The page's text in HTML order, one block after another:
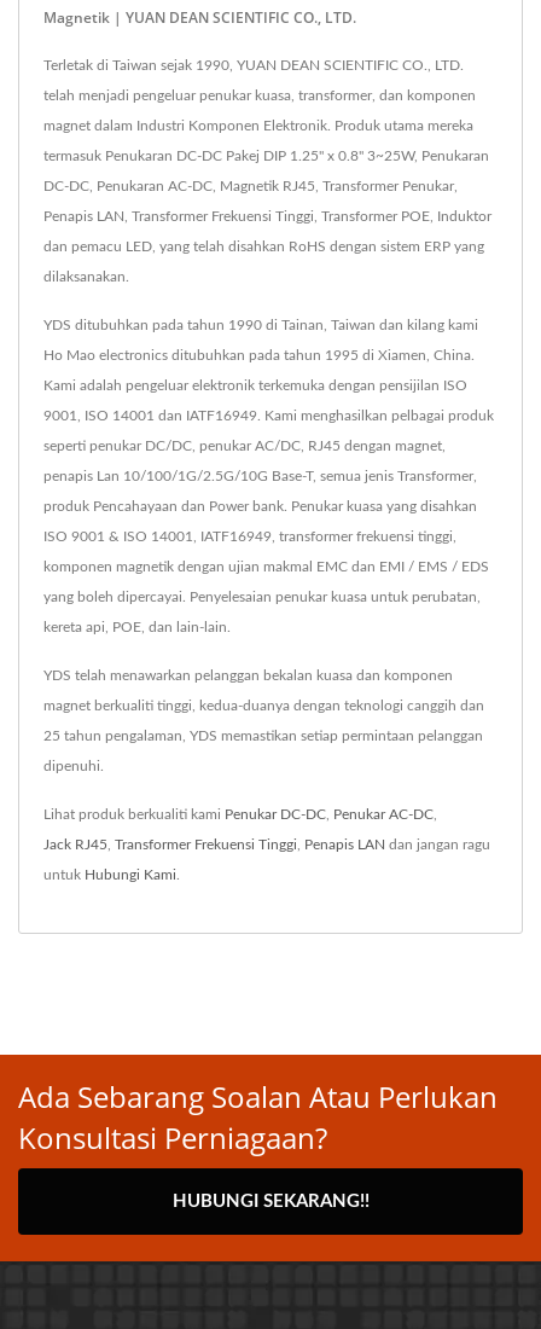
Magnetik | YUAN DEAN SCIENTIFIC CO., LTD.
Terletak di Taiwan sejak 1990, YUAN DEAN SCIENTIFIC CO., LTD.
telah menjadi pengeluar penukar kuasa, transformer, dan komponen
magnet dalam Industri Komponen Elektronik. Produk utama mereka
termasuk Penukaran DC-DC Pakej DIP 1.25" x 0.8" 3~25W, Penukaran
DC-DC, Penukaran AC-DC, Magnetik RJ45, Transformer Penukar,
Penapis LAN, Transformer Frekuensi Tinggi, Transformer POE, Induktor
dan pemacu LED, yang telah disahkan RoHS dengan sistem ERP yang
dilaksanakan.
YDS ditubuhkan pada tahun 1990 di Tainan, Taiwan dan kilang kami
Ho Mao electronics ditubuhkan pada tahun 1995 di Xiamen, China.
Kami adalah pengeluar elektronik terkemuka dengan pensijilan ISO
9001, ISO 14001 dan IATF16949. Kami menghasilkan pelbagai produk
seperti penukar DC/DC, penukar AC/DC, RJ45 dengan magnet,
penapis Lan 10/100/1G/2.5G/10G Base-T, semua jenis Transformer,
produk Pencahayaan dan Power bank. Penukar kuasa yang disahkan
ISO 9001 & ISO 14001, IATF16949, transformer frekuensi tinggi,
komponen magnetik dengan ujian makmal EMC dan EMI / EMS / EDS
yang boleh dipercayai. Penyelesaian penukar kuasa untuk perubatan,
kereta api, POE, dan lain-lain.
YDS telah menawarkan pelanggan bekalan kuasa dan komponen
magnet berkualiti tinggi, kedua-duanya dengan teknologi canggih dan
25 tahun pengalaman, YDS memastikan setiap permintaan pelanggan
dipenuhi.
Lihat produk berkualiti kami Penukar DC-DC Penukar AC-DC
Jack RJ45 Transformer Frekuensi Tinggi Penapis LAN dan jangan ragu
untuk Hubungi Kami
Ada Sebarang Soalan Atau Perlukan
Konsultasi Perniagaan?
HUBUNGI SEKARANG!!